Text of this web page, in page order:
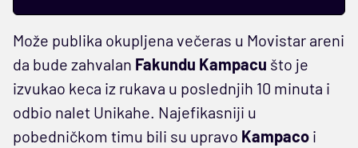
Može publika okupljena večeras u Movistar areni
da bude zahvalan Fakundu Kampacu što je
izvukao keca iz rukava u poslednjih 10 minuta i
odbio nalet Unikahe. Najefikasniji u
pobedničkom timu bili su upravo Kampaco i